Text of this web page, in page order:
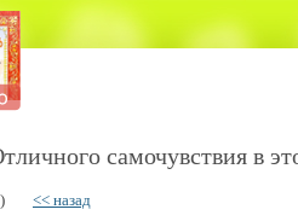
самочувствия в
<< назад